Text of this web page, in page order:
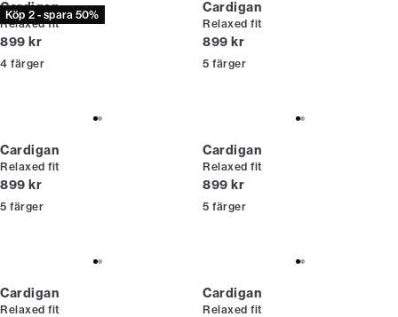
Köp 2 - spara 50%
Cardigan
Relaxed fit
Nuvarande pris
899 kr
4 färger
Cardigan
Relaxed fit
Nuvarande pris
899 kr
5 färger
Cardigan
Relaxed fit
Nuvarande pris
899 kr
5 färger
Cardigan
Relaxed fit
Nuvarande pris
899 kr
5 färger
Cardigan
Relaxed fit
Cardigan
Relaxed fit